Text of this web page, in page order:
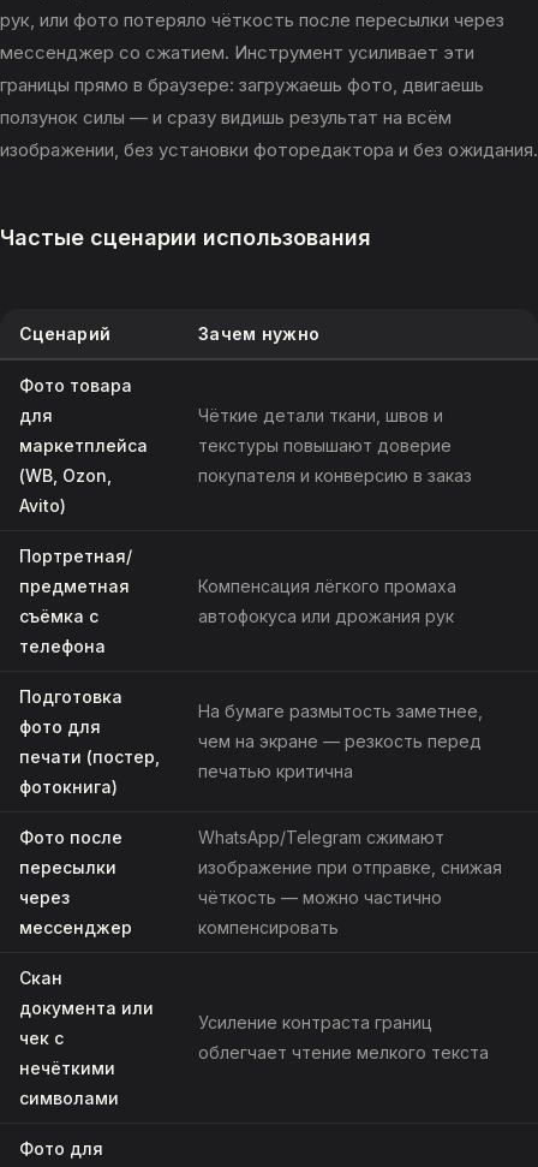
рук, или фото потеряло чёткость после пересылки через
мессенджер со сжатием. Инструмент усиливает эти
границы прямо в браузере: загружаешь фото, двигаешь
ползунок силы — и сразу видишь результат на всём
изображении, без установки фоторедактора и без ожидания.
Частые сценарии использования
Сценарий Зачем нужно
Фото товара
для
маркетплейса
(WB, Ozon,
Avito)
Чёткие детали ткани, швов и
текстуры повышают доверие
покупателя и конверсию в заказ
Портретная/
предметная
съёмка с
телефона
Компенсация лёгкого промаха
автофокуса или дрожания рук
Подготовка
фото для
печати (постер,
фотокнига)
На бумаге размытость заметнее,
чем на экране — резкость перед
печатью критична
Фото после
пересылки
через
мессенджер
WhatsApp/Telegram сжимают
изображение при отправке, снижая
чёткость — можно частично
компенсировать
Скан
документа или
чек с
нечёткими
символами
Усиление контраста границ
облегчает чтение мелкого текста
Фото для